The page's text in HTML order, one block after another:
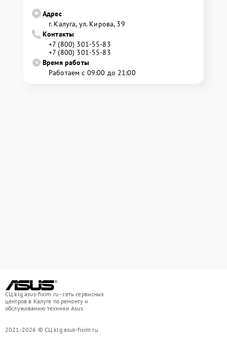
Адрес
г. Калуга, ул. Кирова, 39
Контакты
+7 (800) 301-55-83
+7 (800) 301-55-83
Время работы
Работаем с 09:00 до 21:00
СЦ klg.asus-fixim.ru - сеть сервисных
центров в Калуге по ремонту и
обслуживанию техники Asus
2021-2026 © СЦ klg.asus-fixim.ru